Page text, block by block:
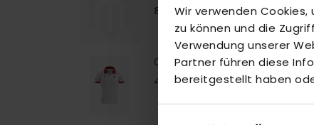
Wir verwenden
zu können und die
Verwendung unserer
Partner führen diese
bereitgestellt haben
80,00 €
OSAKA ETV KIDS POLO JERSEY
45,00 €